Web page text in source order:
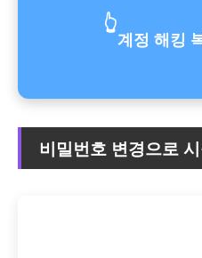
👆
계정 해킹
비밀번호 변경으로